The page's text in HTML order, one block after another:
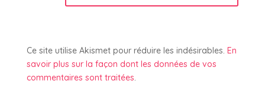
Ce site utilise Akismet pour réduire les indésirables. En
savoir plus sur la façon dont les données de vos
commentaires sont traitées.